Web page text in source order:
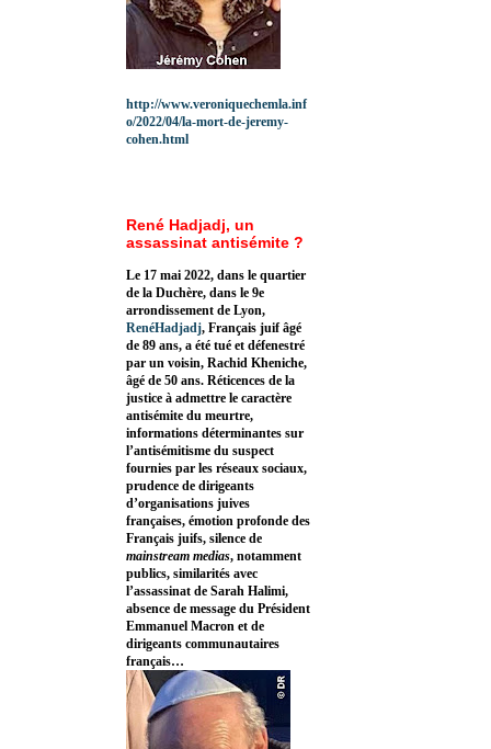
http://www.veroniquechemla.inf
o/2022/04/la-mort-de-jeremy-
cohen.html
René Hadjadj, un
assassinat antisémite ?
Le 17 mai 2022, dans le quartier
de la Duchère, dans le 9e
arrondissement de Lyon,
RenéHadjadj, Français juif âgé
de 89 ans, a été tué et défenestré
par un voisin, Rachid Kheniche,
âgé de 50 ans. Réticences de la
justice à admettre le caractère
antisémite du meurtre,
informations déterminantes sur
l’antisémitisme du suspect
fournies par les réseaux sociaux,
prudence de dirigeants
d’organisations juives
françaises, émotion profonde des
Français juifs, silence de
mainstream medias, notamment
publics, similarités avec
l’assassinat de Sarah Halimi,
absence de message du Président
Emmanuel Macron et de
dirigeants communautaires
français…